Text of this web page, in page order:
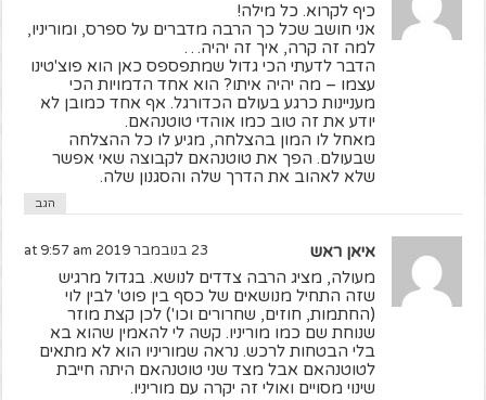
כיף לקרוא. כל מילה!
אני חושב שכל כך הרבה מדברים על ספרס, ומוריניו,
למה זה קרה, איך זה יהיה…
הדבר לדעתי הכי גדול שמתפספס כאן הוא פוצ'טינו
עצמו – מה יהיה איתו? הוא אחד הדמויות הכי
מעניינות כרגע בעולם הכדורגל. אף אחד כמובן לא
יודע את זה טוב כמו אוהדי טוטנהאם.
מאחל לו המון בהצלחה, מגיע לו כל ההצלחה
שבעולם. הפך את טוטנהאם לקבוצה שאי אפשר
שלא לאהוב את הדרך שלה והסגנון שלה.
הגב
איאן ראש 23 בנובמבר 2019 at 9:57 am
מעולה, מציג הרבה צדדים לנושא. בגדול מרגיש
שזה התחיל מנושאים של כסף בין פוט' לבין לוי
(החתמות, חוזים, שחרורים וכו') לכן קצת מוזר
שנוחת שם כמו מוריניו. קשה לי להאמין שהוא בא
בלי הבטחות לרכש. נראה שמוריניו הוא לא מתאים
לטוטנהאם אבל מצד שני טוטנהאם היתה חייבת
שינוי מסויים ואולי זה יקרה עם מוריניו.